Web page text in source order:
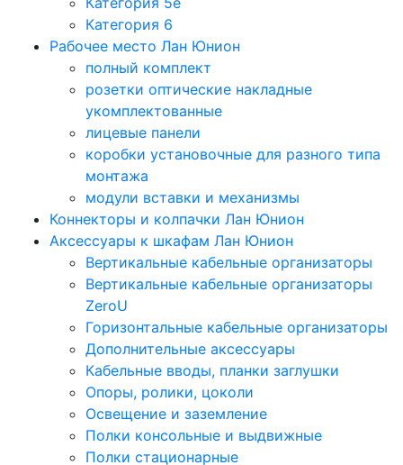
Категория 6
Рабочее место Лан Юнион
полный комплект
розетки оптические накладные
укомплектованные
лицевые панели
коробки установочные для разного типа
монтажа
модули вставки и механизмы
Коннекторы и колпачки Лан Юнион
Аксессуары к шкафам Лан Юнион
Вертикальные кабельные организаторы
Вертикальные кабельные организаторы
ZeroU
Горизонтальные кабельные организаторы
Дополнительные аксессуары
Кабельные вводы, планки заглушки
Опоры, ролики, цоколи
Освещение и заземление
Полки консольные и выдвижные
Полки стационарные